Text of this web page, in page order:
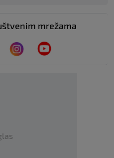
mrežama